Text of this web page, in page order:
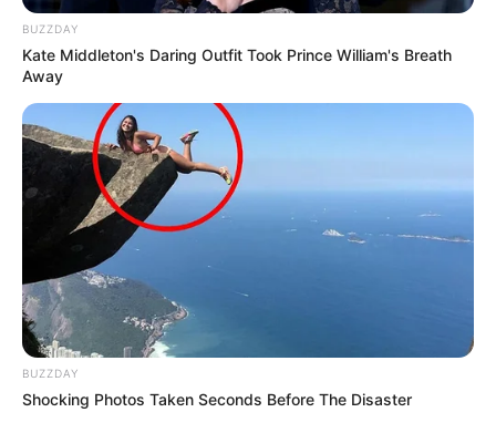
BUZZDAY
Kate Middleton's Daring Outfit Took Prince William's Breath
Away
BUZZDAY
Shocking Photos Taken Seconds Before The Disaster